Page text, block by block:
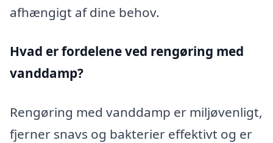
afhængigt af dine behov.
Hvad er fordelene ved rengøring med
vanddamp?
Rengøring med vanddamp er miljøvenligt,
fjerner snavs og bakterier effektivt og er